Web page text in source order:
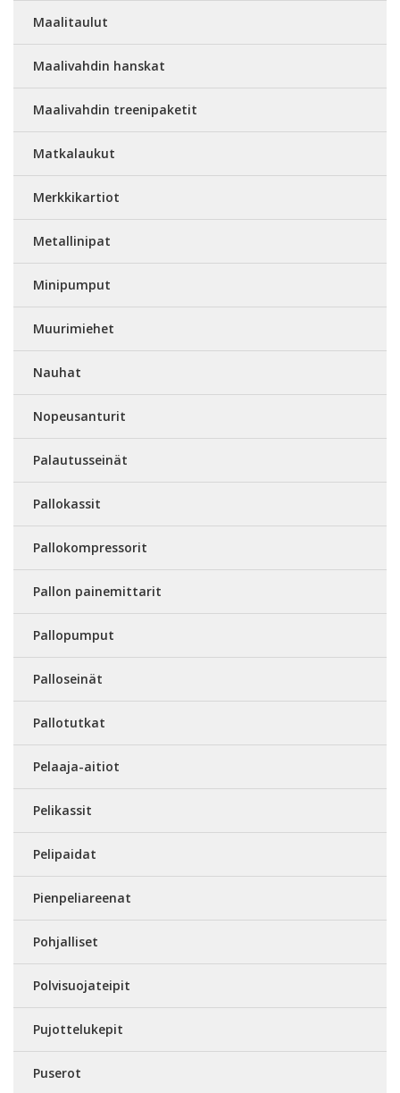
Maalitaulut
Maalivahdin hanskat
Maalivahdin treenipaketit
Matkalaukut
Merkkikartiot
Metallinipat
Minipumput
Muurimiehet
Nauhat
Nopeusanturit
Palautusseinät
Pallokassit
Pallokompressorit
Pallon painemittarit
Pallopumput
Palloseinät
Pallotutkat
Pelaaja-aitiot
Pelikassit
Pelipaidat
Pienpeliareenat
Pohjalliset
Polvisuojateipit
Pujottelukepit
Puserot